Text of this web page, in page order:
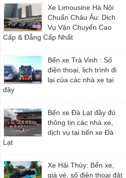
Xe Limousine Hà Nội
Chuẩn Châu Âu: Dịch
Vụ Vận Chuyển Cao
Cấp & Đẳng Cấp Nhất
Bến xe Trà Vinh : Số
điện thoại, lịch trình đi
lại của các nhà xe tại
đây
Bến xe Đà Lạt đầy đủ
thông tin các nhà xe,
dịch vụ tại bến xe Đà
Lạt
Xe Hải Thủy: Bến xe,
giá vé, số điện thoại đặt